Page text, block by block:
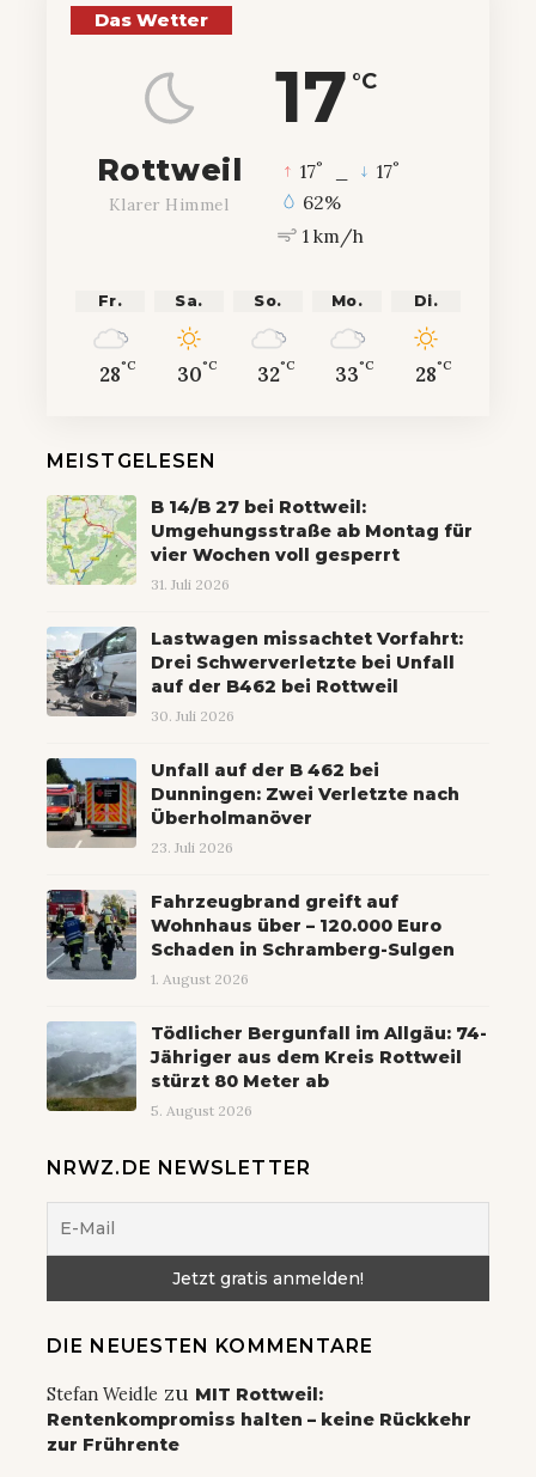
Das Wetter
17 °C
Rottweil
Klarer Himmel
17° 17°
62%
1 km/h
Fr.
28°C
Sa.
30°C
So.
32°C
Mo.
33°C
Di.
28°C
MEISTGELESEN
B 14/B 27 bei Rottweil:
Umgehungsstraße ab Montag für
vier Wochen voll gesperrt
31. Juli 2026
Lastwagen missachtet Vorfahrt:
Drei Schwerverletzte bei Unfall
auf der B462 bei Rottweil
30. Juli 2026
Unfall auf der B 462 bei
Dunningen: Zwei Verletzte nach
Überholmanöver
23. Juli 2026
Fahrzeugbrand greift auf
Wohnhaus über – 120.000 Euro
Schaden in Schramberg-Sulgen
1. August 2026
Tödlicher Bergunfall im Allgäu: 74-
Jähriger aus dem Kreis Rottweil
stürzt 80 Meter ab
5. August 2026
NRWZ.DE NEWSLETTER
DIE NEUESTEN KOMMENTARE
Stefan Weidle zu MIT Rottweil:
Rentenkompromiss halten – keine Rückkehr
zur Frührente